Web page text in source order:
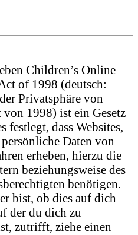
Children’s Online
of 1998 (deutsch:
Privatsphäre von
1998) ist ein Gesetz
festlegt, dass Websites,
Daten von
erheben, hierzu die
beziehungsweise des
benötigen.
bist, ob dies auf dich
der du dich zu
zutrifft, ziehe einen